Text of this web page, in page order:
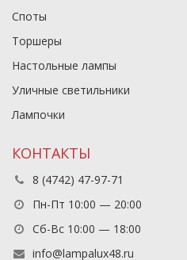
Споты
Торшеры
Настольные лампы
Уличные светильники
Лампочки
КОНТАКТЫ
8 (4742) 47-97-71
Пн-Пт 10:00 — 20:00
Сб-Вс 10:00 — 18:00
info@lampalux48.ru